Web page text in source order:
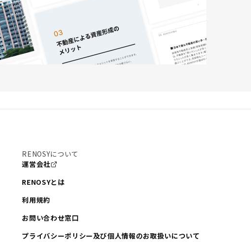
RENOSYについて
運営会社
RENOSYとは
利用規約
お問い合わせ窓口
プライバシーポリシー及び個人情報のお取扱いについて